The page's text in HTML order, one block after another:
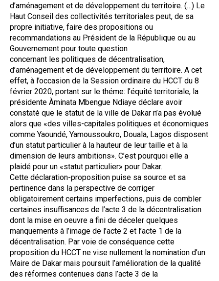
d’aménagement et de développement du territoire. (…) Le
Haut Conseil des collectivités territoriales peut, de sa
propre initiative, faire des propositions ou
recommandations au Président de la République ou au
Gouvernement pour toute question
concernant les politiques de décentralisation,
d’aménagement et de développement du territoire. A cet
effet, à l’occasion de la Session ordinaire du HCCT du 8
février 2020, portant sur le théme: l’équité territoriale, la
présidente Àminata Mbengue Ndiaye déclare avoir
constaté que le statut de la ville de Dakar n’a pas évolué
alors que «des villes-capitales politiques et économiques
comme Yaoundé, Yamoussoukro, Douala, Lagos disposent
d’un statut particulier à la hauteur de leur taille et à la
dimension de leurs ambitions». C’est pourquoi elle a
plaidé pour un «statut particulier» pour Dakar.
Cette déclaration-proposition puise sa source et sa
pertinence dans la perspective de corriger
obligatoirement certains imperfections, puis de combler
certaines insuffisances de l’acte 3 de la décentralisation
dont la mise en oeuvre a fini de déceler quelques
manquements à l’image de l’acte 2 et l’acte 1 de la
décentralisation. Par voie de conséquence cette
proposition du HCCT ne vise nullement la nomination d’un
Maire de Dakar mais poursuit l’amélioration de la qualité
des réformes contenues dans l’acte 3 de la